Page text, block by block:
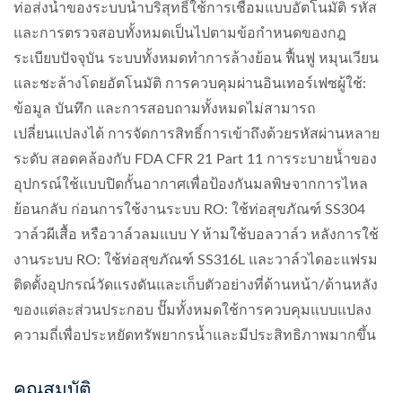
ท่อส่งน้ำของระบบน้ำบริสุทธิ์ใช้การเชื่อมแบบอัตโนมัติ รหัส
และการตรวจสอบทั้งหมดเป็นไปตามข้อกำหนดของกฎ
ระเบียบปัจจุบัน ระบบทั้งหมดทำการล้างย้อน ฟื้นฟู หมุนเวียน
และชะล้างโดยอัตโนมัติ การควบคุมผ่านอินเทอร์เฟซผู้ใช้:
ข้อมูล บันทึก และการสอบถามทั้งหมดไม่สามารถ
เปลี่ยนแปลงได้ การจัดการสิทธิ์การเข้าถึงด้วยรหัสผ่านหลาย
ระดับ สอดคล้องกับ FDA CFR 21 Part 11 การระบายน้ำของ
อุปกรณ์ใช้แบบปิดกั้นอากาศเพื่อป้องกันมลพิษจากการไหล
ย้อนกลับ ก่อนการใช้งานระบบ RO: ใช้ท่อสุขภัณฑ์ SS304
วาล์วผีเสื้อ หรือวาล์วลมแบบ Y ห้ามใช้บอลวาล์ว หลังการใช้
งานระบบ RO: ใช้ท่อสุขภัณฑ์ SS316L และวาล์วไดอะแฟรม
ติดตั้งอุปกรณ์วัดแรงดันและเก็บตัวอย่างที่ด้านหน้า/ด้านหลัง
ของแต่ละส่วนประกอบ ปั๊มทั้งหมดใช้การควบคุมแบบแปลง
ความถี่เพื่อประหยัดทรัพยากรน้ำและมีประสิทธิภาพมากขึ้น